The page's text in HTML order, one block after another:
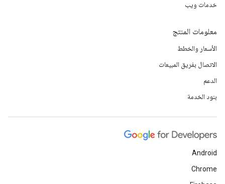
خدمات ويب
معلومات المنتج
الأسعار والخطط
الاتصال بفريق المبيعات
الدعم
بنود الخدمة
Android
Chrome